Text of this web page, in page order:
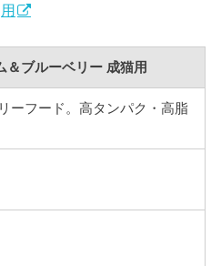
用
＆ブルーベリー 成猫用
ーフード。高タンパク・高脂